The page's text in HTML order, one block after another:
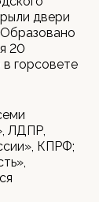
двери
Образовано
20
горсовете
ЛДПР,
КПРФ;